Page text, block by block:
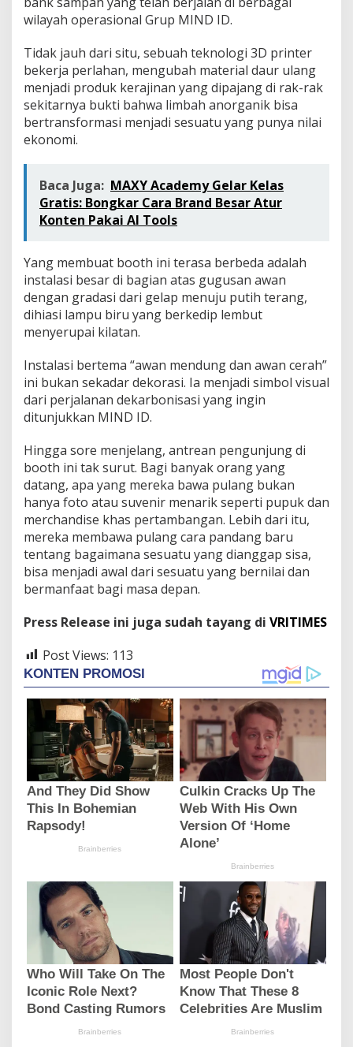
wilayah operasional Grup MIND ID.
Tidak jauh dari situ, sebuah teknologi 3D printer
bekerja perlahan, mengubah material daur ulang
menjadi produk kerajinan yang dipajang di rak-rak
sekitarnya bukti bahwa limbah anorganik bisa
bertransformasi menjadi sesuatu yang punya nilai
ekonomi.
Baca Juga: MAXY Academy Gelar Kelas
Gratis: Bongkar Cara Brand Besar Atur
Konten Pakai AI Tools
Yang membuat booth ini terasa berbeda adalah
instalasi besar di bagian atas gugusan awan
dengan gradasi dari gelap menuju putih terang,
dihiasi lampu biru yang berkedip lembut
menyerupai kilatan.
Instalasi bertema “awan mendung dan awan cerah”
ini bukan sekadar dekorasi. Ia menjadi simbol visual
dari perjalanan dekarbonisasi yang ingin
ditunjukkan MIND ID.
Hingga sore menjelang, antrean pengunjung di
booth ini tak surut. Bagi banyak orang yang
datang, apa yang mereka bawa pulang bukan
hanya foto atau suvenir menarik seperti pupuk dan
merchandise khas pertambangan. Lebih dari itu,
mereka membawa pulang cara pandang baru
tentang bagaimana sesuatu yang dianggap sisa,
bisa menjadi awal dari sesuatu yang bernilai dan
bermanfaat bagi masa depan.
Press Release ini juga sudah tayang di VRITIMES
Post Views: 113